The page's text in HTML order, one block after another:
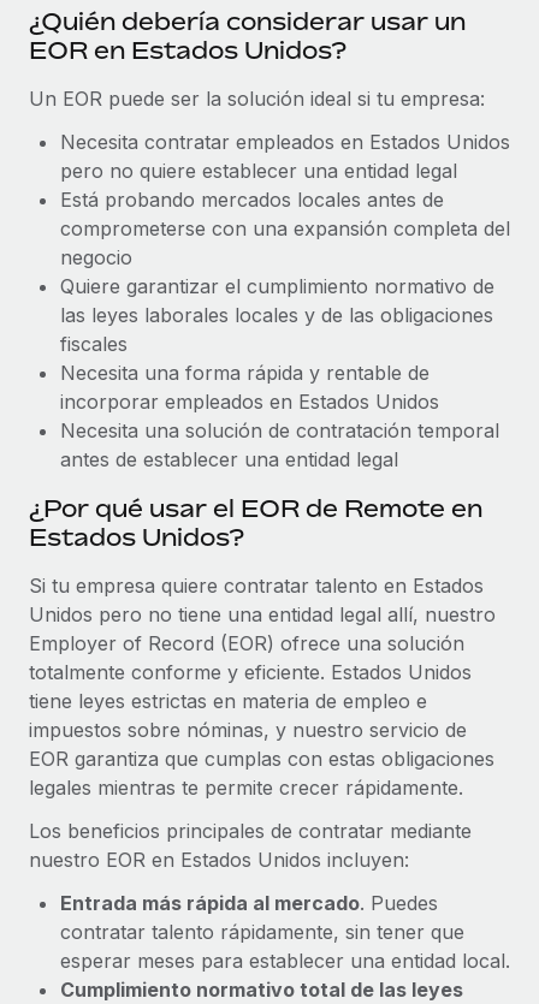
Prestaciones
Gestiona las prestaciones de los empleados sin
complicaciones.
todos los tamaños a contratar, gestionar y...
Pento se convierte en un empleador equitativo
con Remote
Gestionar las nóminas internamente es complicado. Tardas
semanas en hacerlo manualmente y, al mes...
Más información
¿Quién debería considerar usar un
EOR en Estados Unidos?
Un EOR puede ser la solución ideal si tu empresa:
Necesita contratar empleados en Estados Unidos
pero no quiere establecer una entidad legal
Está probando mercados locales antes de
comprometerse con una expansión completa del
negocio
Quiere garantizar el cumplimiento normativo de
las leyes laborales locales y de las obligaciones
fiscales
Necesita una forma rápida y rentable de
incorporar empleados en Estados Unidos
Necesita una solución de contratación temporal
antes de establecer una entidad legal
¿Por qué usar el EOR de Remote en
Estados Unidos?
Si tu empresa quiere contratar talento en Estados
Unidos pero no tiene una entidad legal allí, nuestro
Employer of Record (EOR) ofrece una solución
totalmente conforme y eficiente. Estados Unidos
tiene leyes estrictas en materia de empleo e
impuestos sobre nóminas, y nuestro servicio de
EOR garantiza que cumplas con estas obligaciones
legales mientras te permite crecer rápidamente.
Los beneficios principales de contratar mediante
nuestro EOR en Estados Unidos incluyen:
Entrada más rápida al mercado. Puedes
contratar talento rápidamente, sin tener que
esperar meses para establecer una entidad local.
Cumplimiento normativo total de las leyes